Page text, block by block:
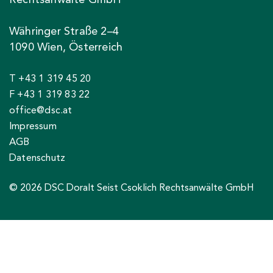
Währinger Straße 2–4
1090 Wien, Österreich
T +43 1 319 45 20
F +43 1 319 83 22
office@dsc.at
Impressum
AGB
Datenschutz
© 2026 DSC Doralt Seist Csoklich Rechtsanwälte GmbH